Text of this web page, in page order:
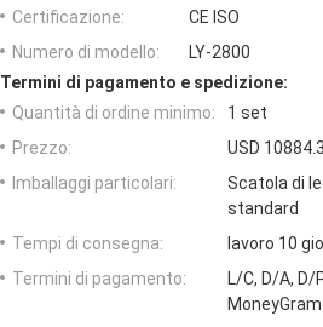
Certificazione:
CE ISO
Numero di modello:
LY-2800
Termini di pagamento e spedizione:
Quantità di ordine minimo:
1 set
Prezzo:
USD
Imballaggi particolari:
Scatola di
standard
Tempi di consegna:
lavoro 10
Termini di pagamento:
L/C, D/A, D/
MoneyGram